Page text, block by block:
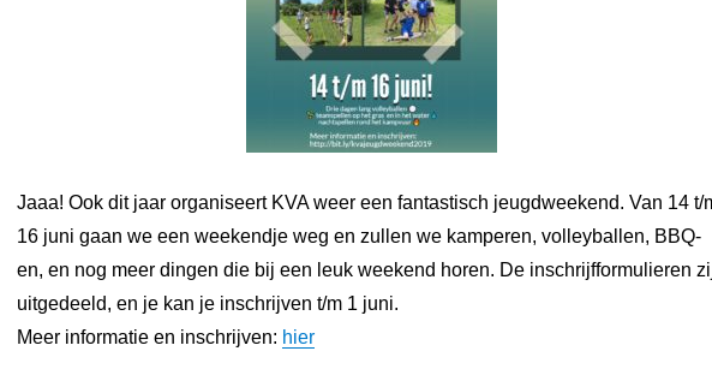
Jaaa! Ook dit jaar organiseert KVA weer een fantastisch jeugdweekend. Van 14 t/
16 juni gaan we een weekendje weg en zullen we kamperen, volleyballen, BBQ-
en, en nog meer dingen die bij een leuk weekend horen. De inschrijfformulieren
uitgedeeld, en je kan je inschrijven t/m 1 juni.
Meer informatie en inschrijven: hier